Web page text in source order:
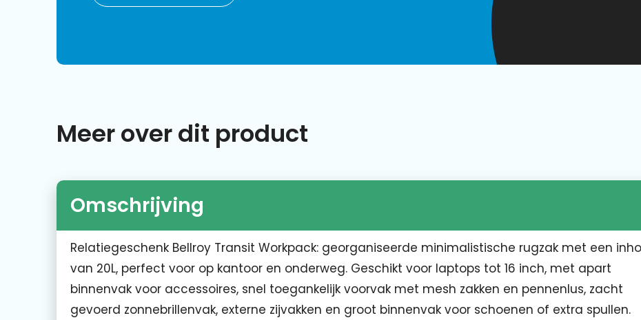
Meer over dit product
Omschrijving
Relatiegeschenk Bellroy Transit Workpack: georganiseerde minimalistische rugzak met een
van 20L, perfect voor op kantoor en onderweg. Geschikt voor laptops tot 16 inch, met apart
binnenvak voor accessoires, snel toegankelijk voorvak met mesh zakken en pennenlus, zacht
gevoerd zonnebrillenvak, externe zijvakken en groot binnenvak voor schoenen of extra spullen.